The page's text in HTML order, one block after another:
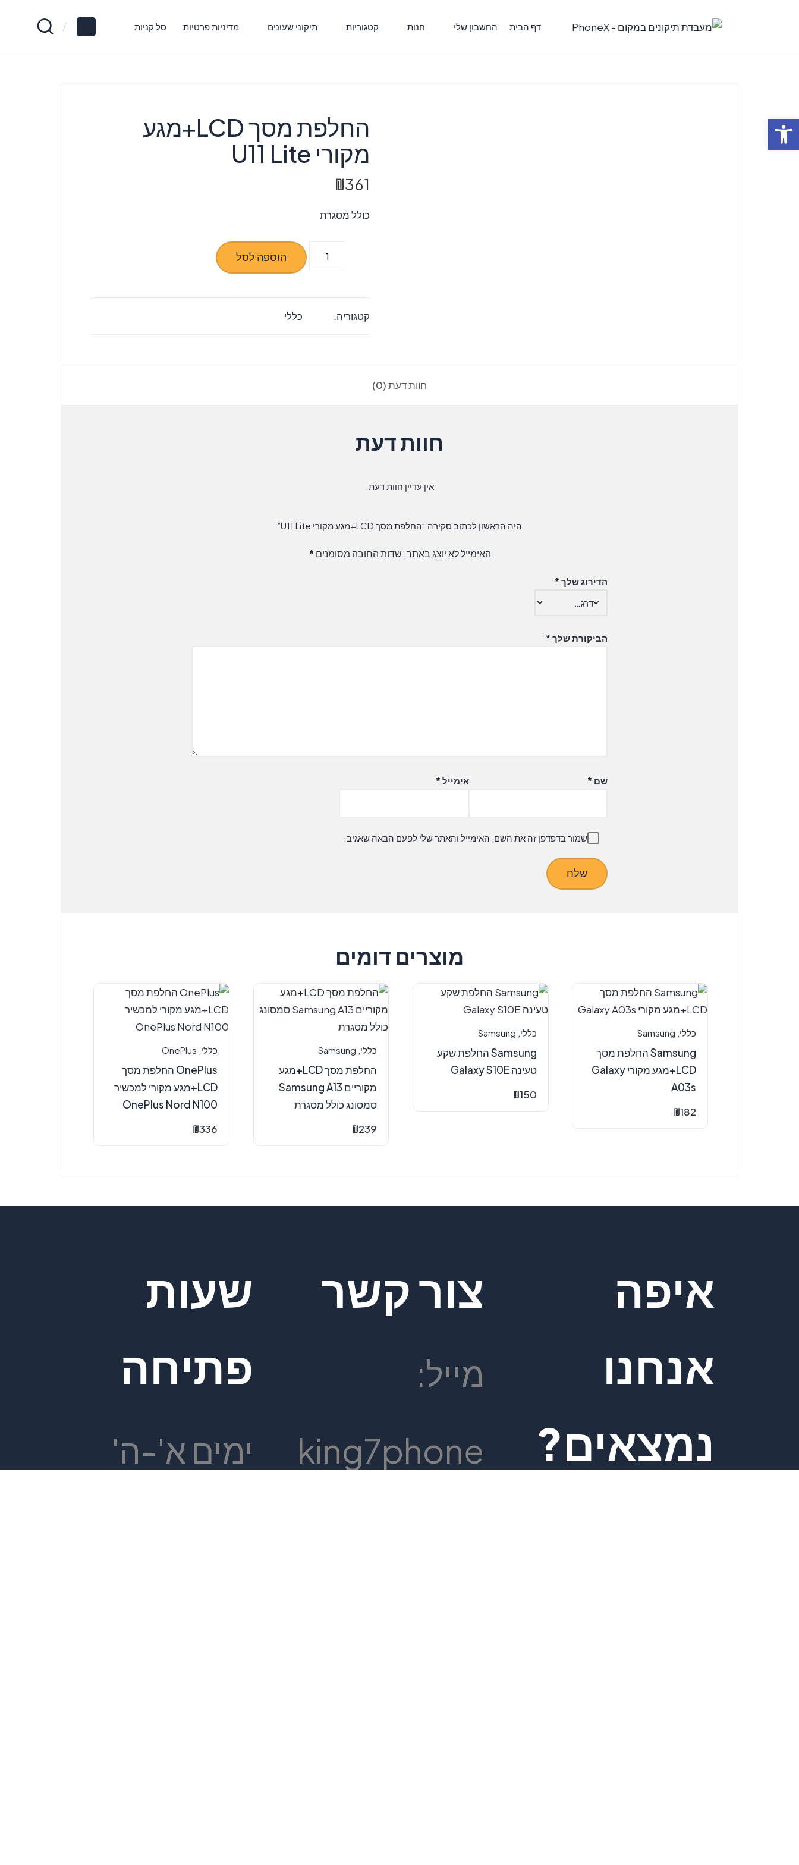
דף הבית החשבון שלי חנות קטגוריות תיקוני שעונים מדיניות פרטיות סל קניות
החלפת מסך LCD+מגע
מקורי U11 Lite
₪361
כולל מסגרת
LCD+מגע
הוספה לסל
קטגוריה: כללי
חוות דעת (0)
חוות דעת
אין עדיין חוות דעת.
היה הראשון לכתוב סקירה “החלפת מסך LCD+מגע מקורי U11 Lite”
האימייל לא יוצג באתר. שדות החובה מסומנים *
הדירוג שלך *
הביקורת שלך *
שם * אימייל *
שמור בדפדפן זה את השם, האימייל והאתר שלי לפעם הבאה שאגיב.
מוצרים דומים
כללי Samsung
Samsung החלפת מסך
LCD+מגע מקורי Galaxy
A03s
₪182
כללי Samsung
Samsung החלפת שקע
טעינה Galaxy S10E
₪150
כללי Samsung
החלפת מסך LCD+מגע
מקוריים Samsung A13
סמסונג כולל מסגרת
₪239
כללי OnePlus
OnePlus החלפת מסך
LCD+מגע מקורי למכשיר
OnePlus Nord N100
₪336
שעות
פתיחה
ימים א'-ה'
צור קשר
מייל:
king7phone
איפה
אנחנו
נמצאים?
פתח סרגל נגישות